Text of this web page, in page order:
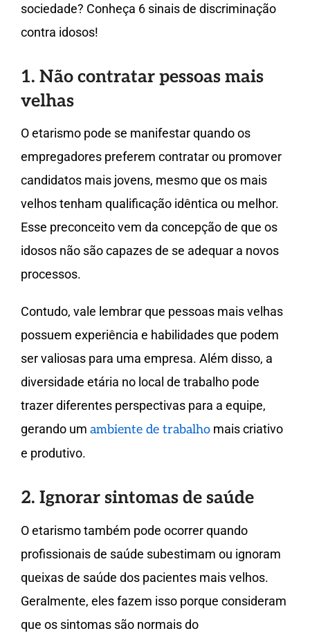
sociedade? Conheça 6 sinais de discriminação
contra idosos!
1. Não contratar pessoas mais
velhas
O etarismo pode se manifestar quando os
empregadores preferem contratar ou promover
candidatos mais jovens, mesmo que os mais
velhos tenham qualificação idêntica ou melhor.
Esse preconceito vem da concepção de que os
idosos não são capazes de se adequar a novos
processos.
Contudo, vale lembrar que pessoas mais velhas
possuem experiência e habilidades que podem
ser valiosas para uma empresa. Além disso, a
diversidade etária no local de trabalho pode
trazer diferentes perspectivas para a equipe,
gerando um ambiente de trabalho mais criativo
e produtivo.
2. Ignorar sintomas de saúde
O etarismo também pode ocorrer quando
profissionais de saúde subestimam ou ignoram
queixas de saúde dos pacientes mais velhos.
Geralmente, eles fazem isso porque consideram
que os sintomas são normais do